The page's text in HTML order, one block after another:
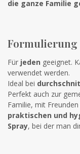
die ganze Familie
Formulierung
Für jeden geeignet.
verwendet werden.
Ideal bei
Perfekt auch zur
Familie, mit
praktischen und
Spray, bei der man